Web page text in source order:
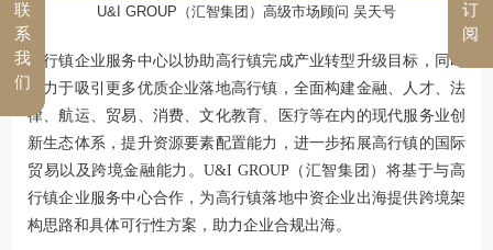
U&I GROUP（汇智集团）高级市场顾问 吴天号
高行镇企业服务中心以协助高行镇完成产业转型升级目标，同时
致力于吸引更多优质企业落地高行镇，全面构建金融、人才、法
律、航运、贸易、消费、文化教育、医疗等在内的现代服务业创
新生态体系，提升资源要素配置能力，进一步拓展高行镇的国际
贸易以及跨境金融能力。U&I GROUP（汇智集团）将基于与高
行镇企业服务中心合作，为高行镇落地中资企业出海提供跨境架
构思路和具体可行性方案，助力企业合规出海。
订
阅
联
系
我
们